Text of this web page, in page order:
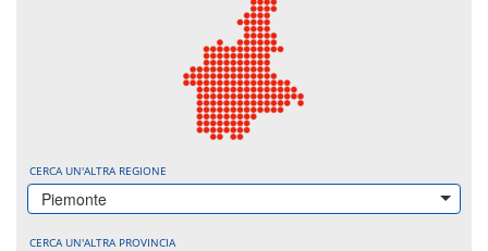
CERCA UN'ALTRA REGIONE
Piemonte
CERCA UN'ALTRA PROVINCIA